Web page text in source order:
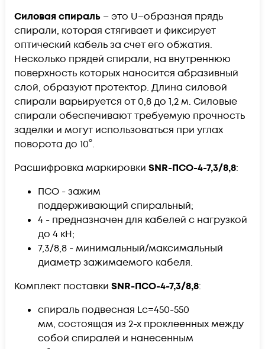
Силовая спираль – это U–образная прядь
спирали, которая стягивает и фиксирует
оптический кабель за счет его обжатия.
Несколько прядей спирали, на внутреннюю
поверхность которых наносится абразивный
слой, образуют протектор. Длина силовой
спирали варьируется от 0,8 до 1,2 м. Силовые
спирали обеспечивают требуемую прочность
заделки и могут использоваться при углах
поворота до 10°.
Расшифровка маркировки SNR-ПСО-4-7,3/8,8​​​:
ПСО - зажим
поддерживающий спиральный;
4 - предназначен для кабелей с нагрузкой
до 4 кН;
7,3/8,8 - минимальный/максимальный
диаметр зажимаемого кабеля.
Комплект поставки SNR-ПСО-4-7,3/8,8​​​:
спираль подвесная Lc=450-550
мм, состоящая из 2-х проклеенных между
собой спиралей и нанесенным